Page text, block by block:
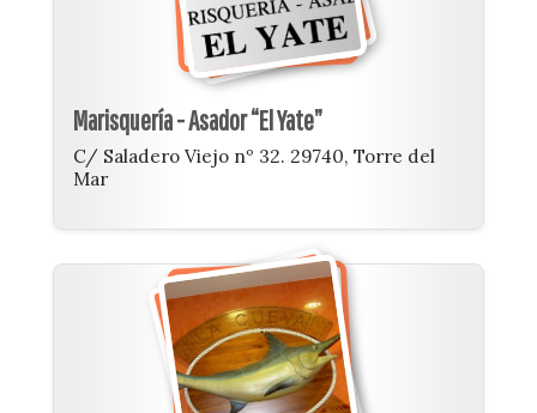
Marisquería - Asador “El Yate”
C/ Saladero Viejo nº 32. 29740, Torre del
Mar